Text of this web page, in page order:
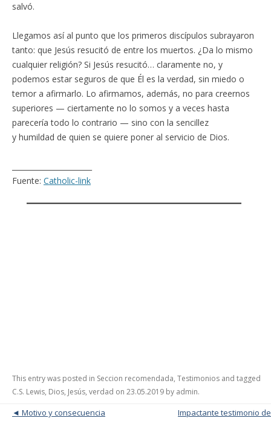
salvó.
Llegamos así al punto que los primeros discípulos subrayaron
tanto: que Jesús resucitó de entre los muertos. ¿Da lo mismo
cualquier religión? Si Jesús resucitó… claramente no, y
podemos estar seguros de que Él es la verdad, sin miedo o
temor a afirmarlo. Lo afirmamos, además, no para creernos
superiores — ciertamente no lo somos y a veces hasta
parecería todo lo contrario — sino con la sencillez
y humildad de quien se quiere poner al servicio de Dios.
Fuente: Catholic-link
This entry was posted in Seccion recomendada, Testimonios and tagged
C.S. Lewis, Dios, Jesús, verdad on 23.05.2019 by admin.
Post navigation Impactante testimonio de
Motivo y consecuencia